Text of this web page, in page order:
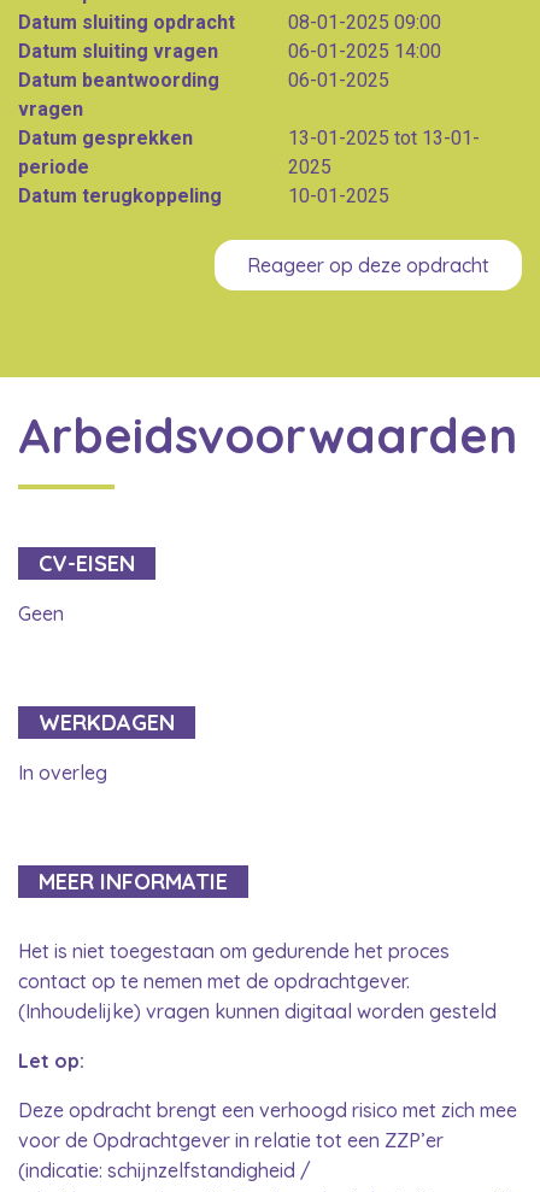
Datum sluiting opdracht
08-01-2025 09:00
Datum sluiting vragen
06-01-2025 14:00
Datum beantwoording
vragen
06-01-2025
Datum gesprekken
periode
13-01-2025 tot 13-01-
2025
Datum terugkoppeling
10-01-2025
Reageer op deze opdracht
Arbeidsvoorwaarden
CV-EISEN
Geen
WERKDAGEN
In overleg
MEER INFORMATIE
Het is niet toegestaan om gedurende het proces
contact op te nemen met de opdrachtgever.
(Inhoudelijke) vragen kunnen digitaal worden gesteld
Let op:
Deze opdracht brengt een verhoogd risico met zich mee
voor de Opdrachtgever in relatie tot een ZZP’er
(indicatie: schijnzelfstandigheid /